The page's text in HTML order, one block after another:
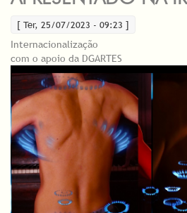
[ Ter, 25/07/2023 - 09:23 ]
Internacionalização
com o apoio da DGARTES